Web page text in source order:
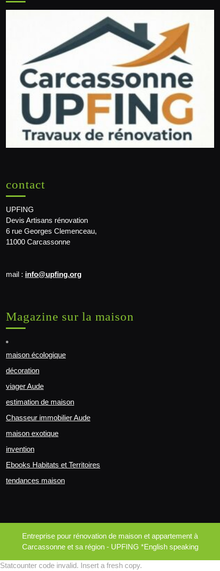
contact
UPFING
Devis Artisans rénovation
6 rue Georges Clemenceau,
11000 Carcassonne
mail : info@upfing.org
Magazine sur la maison
maison écologique
décoration
viager Aude
estimation de maison
Chasseur immobilier Aude
maison exotique
invention
Ebooks Habitats et Territoires
tendances maison
Entreprise pour rénovation de maison et appartement à
Carcassonne et sa région - UPFING *English speaking
Statcounter code invalid. Insert a fresh copy.